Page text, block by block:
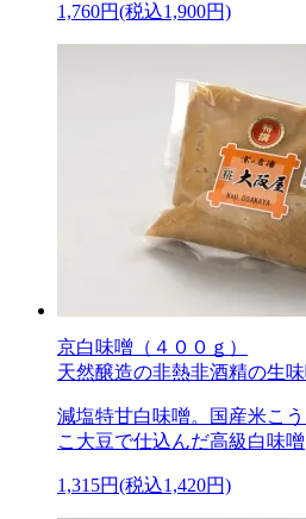
1,760円(税込1,900円)
京白味噌（４００ｇ）
天然醸造の非熱非酒精の生
減塩特甘白味噌。国産米こ
こ大豆で仕込んだ高級白味噌
1,315円(税込1,420円)